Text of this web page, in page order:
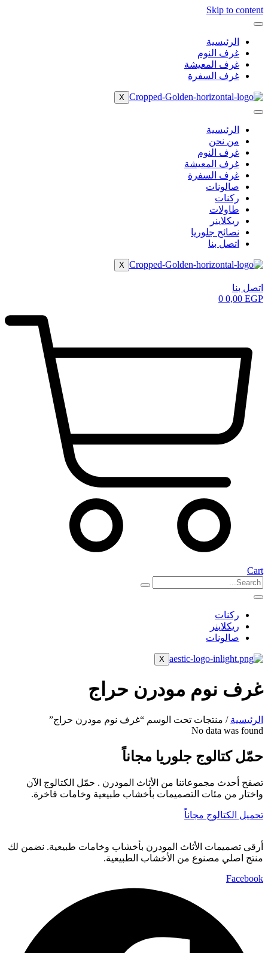
Skip to content
الرئيسية
غرف النوم
غرف المعيشة
غرف السفرة
X
الرئيسية
من نحن
غرف النوم
غرف المعيشة
غرف السفرة
صالونات
ركنات
طاولات
ريكلاينر
نصائح جلوريا
اتصل بنا
X
اتصل بنا
0,00 EGP
0
Cart
ركنات
ريكلاينر
صالونات
X
غرف نوم مودرن حراج
الرئيسية / منتجات تحت الوسم “غرف نوم مودرن حراج”
No data was found
حمّل كتالوج جلوريا مجاناً
تصفح أحدث مجموعاتنا من الأثاث المودرن . حمّل الكتالوج الآن
واختار من مئات التصميمات بأخشاب طبيعية وخامات فاخرة.
تحميل الكتالوج مجاناً
أرقى تصميمات الأثاث المودرن بأخشاب وخامات طبيعية. نضمن لك
منتج اصلي مصنوع من الأخشاب الطبيعية.
Facebook